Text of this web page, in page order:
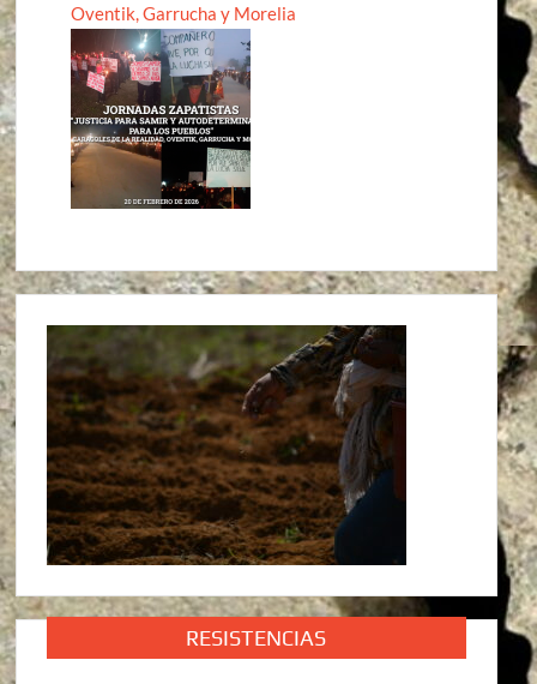
Oventik, Garrucha y Morelia
RESISTENCIAS